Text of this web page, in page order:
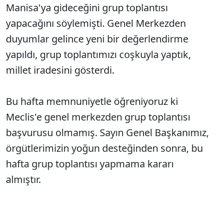
Manisa'ya gideceğini grup toplantısı
yapacağını söylemişti. Genel Merkezden
duyumlar gelince yeni bir değerlendirme
yapıldı, grup toplantımızı coşkuyla yaptık,
millet iradesini gösterdi.
Bu hafta memnuniyetle öğreniyoruz ki
Meclis'e genel merkezden grup toplantısı
başvurusu olmamış. Sayın Genel Başkanımız,
örgütlerimizin yoğun desteğinden sonra, bu
hafta grup toplantısı yapmama kararı
almıştır.